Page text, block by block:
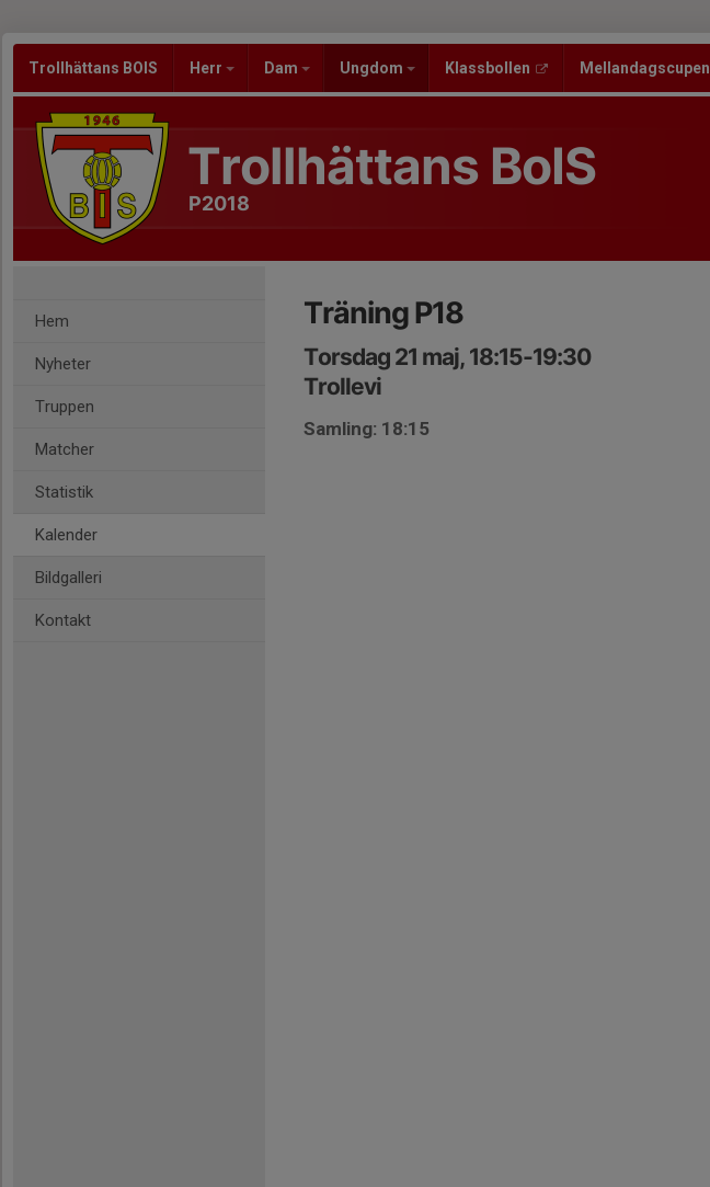
Trollhättans BOIS Herr Dam Ungdom Klassbollen Mellandagscupen
Trollhättans BoIS
P2018
Hem
Nyheter
Truppen
Matcher
Statistik
Kalender
Bildgalleri
Kontakt
Träning P18
Torsdag 21 maj, 18:15-19:30
Trollevi
Samling: 18:15